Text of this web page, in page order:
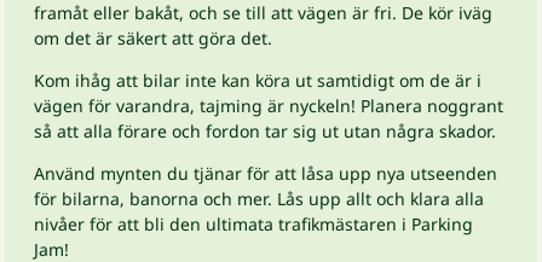
framåt eller bakåt, och se till att vägen är fri. De kör iväg
om det är säkert att göra det.
Kom ihåg att bilar inte kan köra ut samtidigt om de är i
vägen för varandra, tajming är nyckeln! Planera noggrant
så att alla förare och fordon tar sig ut utan några skador.
Använd mynten du tjänar för att låsa upp nya utseenden
för bilarna, banorna och mer. Lås upp allt och klara alla
nivåer för att bli den ultimata trafikmästaren i Parking
Jam!